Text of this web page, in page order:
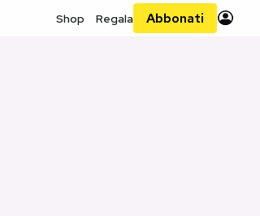
Shop Regala Abbonati